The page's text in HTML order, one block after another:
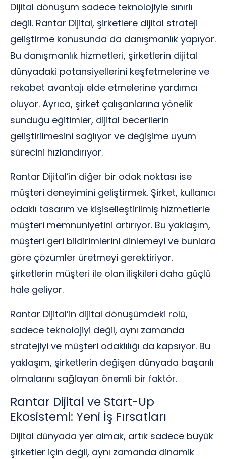
Dijital dönüşüm sadece teknolojiyle sınırlı
değil. Rantar Dijital, şirketlere dijital strateji
geliştirme konusunda da danışmanlık yapıyor.
Bu danışmanlık hizmetleri, şirketlerin dijital
dünyadaki potansiyellerini keşfetmelerine ve
rekabet avantajı elde etmelerine yardımcı
oluyor. Ayrıca, şirket çalışanlarına yönelik
sunduğu eğitimler, dijital becerilerin
geliştirilmesini sağlıyor ve değişime uyum
sürecini hızlandırıyor.
Rantar Dijital’in diğer bir odak noktası ise
müşteri deneyimini geliştirmek. Şirket, kullanıcı
odaklı tasarım ve kişiselleştirilmiş hizmetlerle
müşteri memnuniyetini artırıyor. Bu yaklaşım,
müşteri geri bildirimlerini dinlemeyi ve bunlara
göre çözümler üretmeyi gerektiriyor.
şirketlerin müşteri ile olan ilişkileri daha güçlü
hale geliyor.
Rantar Dijital’in dijital dönüşümdeki rolü,
sadece teknolojiyi değil, aynı zamanda
stratejiyi ve müşteri odaklılığı da kapsıyor. Bu
yaklaşım, şirketlerin değişen dünyada başarılı
olmalarını sağlayan önemli bir faktör.
Rantar Dijital ve Start-Up
Ekosistemi: Yeni İş Fırsatları
Dijital dünyada yer almak, artık sadece büyük
şirketler için değil, aynı zamanda dinamik